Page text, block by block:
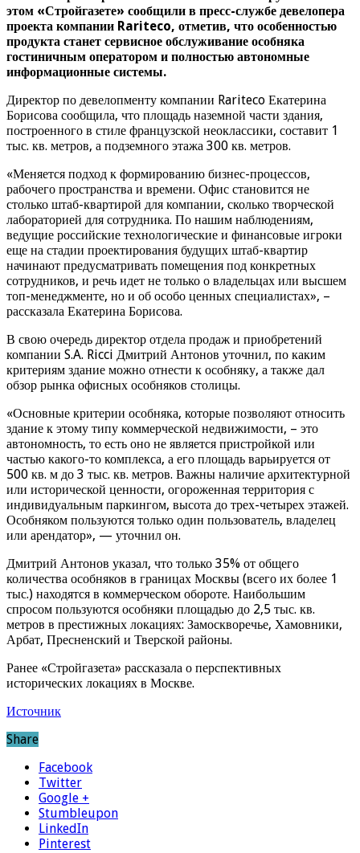
этом «Стройгазете» сообщили в пресс-службе девелопера
проекта компании Rariteco, отметив, что особенностью
продукта станет сервисное обслуживание особняка
гостиничным оператором и полностью автономные
информационные системы.
Директор по девелопменту компании Rariteco Екатерина
Борисова сообщила, что площадь наземной части здания,
построенного в стиле французской неоклассики, составит 1
тыс. кв. метров, а подземного этажа 300 кв. метров.
«Меняется подход к формированию бизнес-процессов,
рабочего пространства и времени. Офис становится не
столько штаб-квартирой для компании, сколько творческой
лабораторией для сотрудника. По нашим наблюдениям,
ведущие российские технологические и финансовые игроки
еще на стадии проектирования будущих штаб-квартир
начинают предусматривать помещения под конкретных
сотрудников, и речь идет не только о владельцах или высшем
топ-менеджменте, но и об особо ценных специалистах», –
рассказала Екатерина Борисова.
В свою очередь директор отдела продаж и приобретений
компании S.A. Ricci Дмитрий Антонов уточнил, по каким
критериям здание можно отнести к особняку, а также дал
обзор рынка офисных особняков столицы.
«Основные критерии особняка, которые позволяют относить
здание к этому типу коммерческой недвижимости, – это
автономность, то есть оно не является пристройкой или
частью какого-то комплекса, а его площадь варьируется от
500 кв. м до 3 тыс. кв. метров. Важны наличие архитектурной
или исторической ценности, огороженная территория с
индивидуальным паркингом, высота до трех-четырех этажей.
Особняком пользуются только один пользователь, владелец
или арендатор», — уточнил он.
Дмитрий Антонов указал, что только 35% от общего
количества особняков в границах Москвы (всего их более 1
тыс.) находятся в коммерческом обороте. Наибольшим
спросом пользуются особняки площадью до 2,5 тыс. кв.
метров в престижных локациях: Замоскворечье, Хамовники,
Арбат, Пресненский и Тверской районы.
Ранее «Стройгазета» рассказала о перспективных
исторических локациях в Москве.
Источник
Share
Facebook
Twitter
Google +
Stumbleupon
LinkedIn
Pinterest